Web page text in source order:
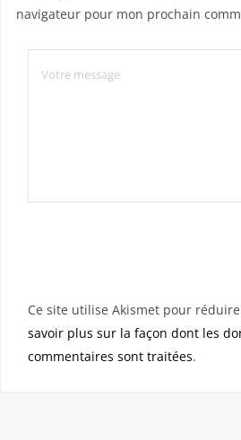
navigateur pour mon prochain
Ce site utilise Akismet pour
savoir plus sur la façon dont les
commentaires sont traitées.